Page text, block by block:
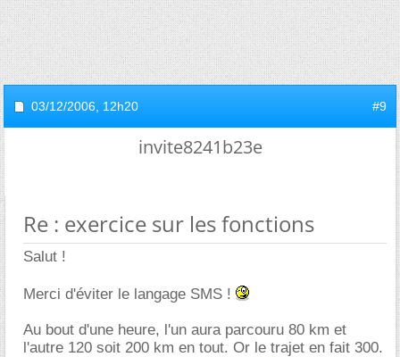
03/12/2006, 12h20 #9
invite8241b23e
Re : exercice sur les fonctions
Salut !
Merci d'éviter le langage SMS !
Au bout d'une heure, l'un aura parcouru 80 km et
l'autre 120 soit 200 km en tout. Or le trajet en fait 300.